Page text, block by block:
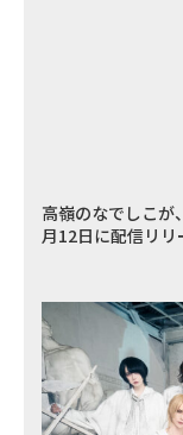
高嶺のなでしこが
月12日に配信リリ